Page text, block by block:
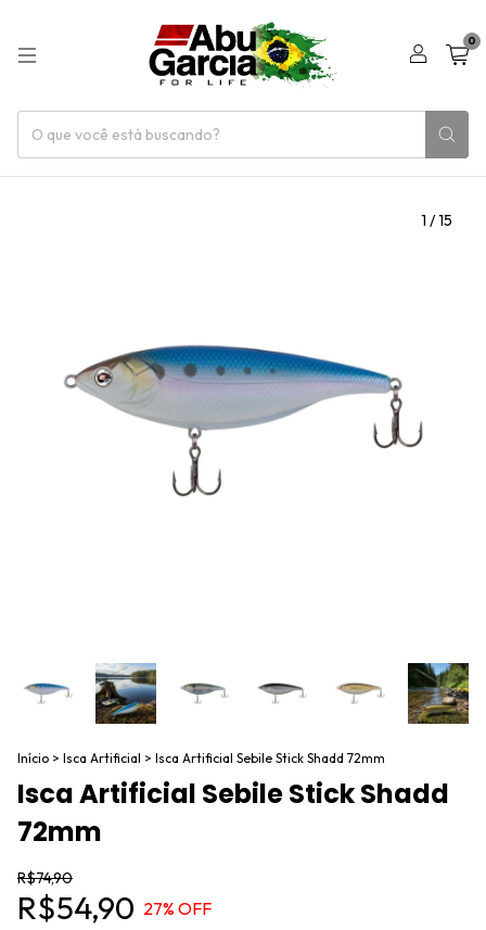
0
1 /15
Início > Isca Artificial > Isca Artificial Sebile Stick Shadd 72mm
Isca Artificial Sebile Stick Shadd
72mm
R$74,90
R$54,90 27% OFF